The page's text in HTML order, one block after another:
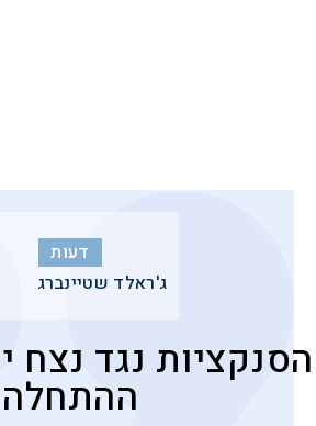
דעות
ג'ראלד שטיינברג
הסנקציות נגד נצח
ההתחלה